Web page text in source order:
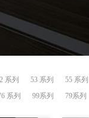
系列 53 系列 55 系列
系列
99系列 79系列